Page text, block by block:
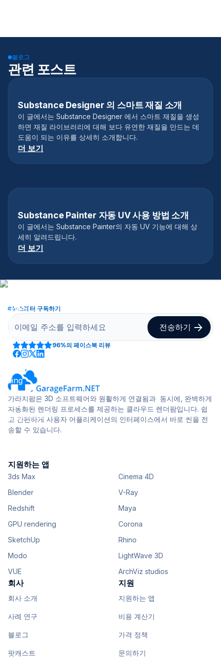
블로그
관련 포스트
Substance Designer 의 스마트 재질 소개
이 글에서는 Substance Designer 에서 스마트 재질을 생성
하면 재질 라이브러리에 대해 보다 유연한 재질을 만드는 데
도움이 되는 이유를 상세히 소개합니다.
더 보기
Substance Painter 자동 UV 사용 방법 소개
이 글에서는 Substance Painter의 자동 UV 기능에 대해 상
세히 알려드립니다.
더 보기
뉴스레터 구독하기
96%의 페이스북 리뷰
가라지팜은 3D 소프트웨어와 원활하게 연결됨과 동시에, 완벽하게
자동화된 렌더링 프로세스를 제공하는 클라우드 렌더팜입니다. 쉽
고 간편하게 사용자 어플리케이션의 인터페이스에서 바로 씬을 전
송할 수 있습니다.
지원하는 앱
3ds Max
Cinema 4D
Blender
V-Ray
Redshift
Maya
GPU rendering
Corona
SketchUp
Rhino
Modo
LightWave 3D
VUE
ArchViz studios
회사
회사 소개
사례 연구
블로그
팟캐스트
지원
지원하는 앱
비용 계산기
가격 정책
문의하기